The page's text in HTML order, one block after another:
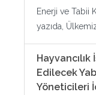
Enerji ve Tabii
yazıda,
Edilecek
Yöneticileri